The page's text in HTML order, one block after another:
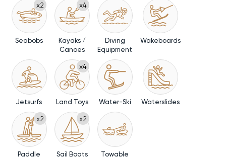
x2
Seabobs
x4
Kayaks /
Canoes
Diving
Equipment
Wakeboards
Jetsurfs
x4
Land Toys Water-Ski Waterslides
x2
Paddle
x2
Sail Boats
Towable